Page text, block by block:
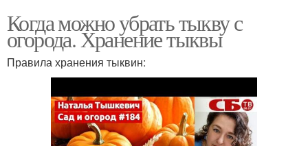
Когда можно убрать тыкву с
огорода. Хранение тыквы
Правила хранения тыквин: